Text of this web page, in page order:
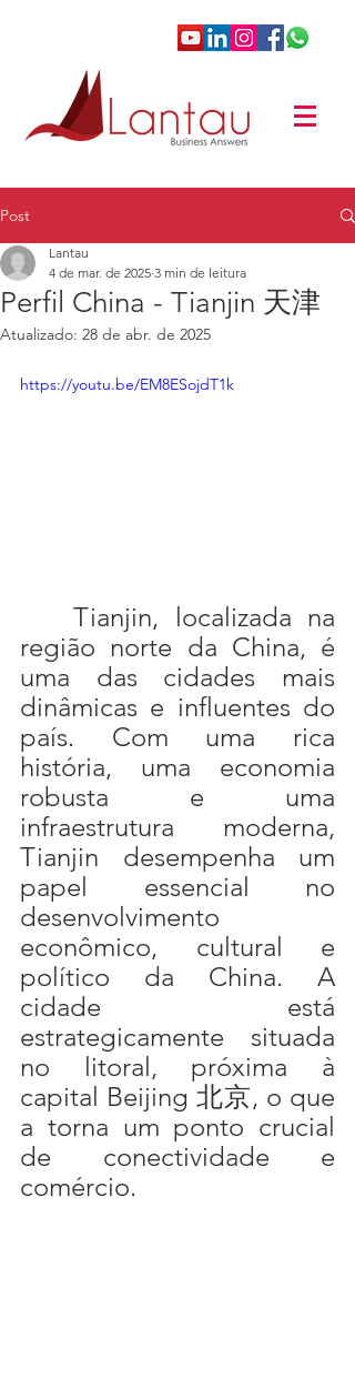
Post
Perfil China - Tianjin 天津
Lantau
4 de mar. de 2025 3 min de leitura
Atualizado: 28 de abr. de 2025
https://youtu.be/EM8ESojdT1k
	Tianjin, localizada na
região norte da China, é
uma das cidades mais
dinâmicas e influentes do
país. Com uma rica
história, uma economia
robusta e uma
infraestrutura moderna,
Tianjin desempenha um
papel essencial no
desenvolvimento
econômico, cultural e
político da China. A
cidade está
estrategicamente situada
no litoral, próxima à
capital Beijing 北京, o que
a torna um ponto crucial
de conectividade e
comércio.